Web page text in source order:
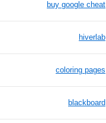
buy google cheat
hiverlab
coloring pages
blackboard